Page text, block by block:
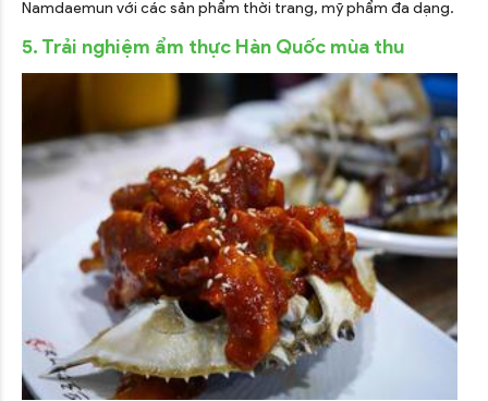
Namdaemun với các sản phẩm thời trang, mỹ phẩm đa dạng.
5. Trải nghiệm ẩm thực Hàn Quốc mùa thu